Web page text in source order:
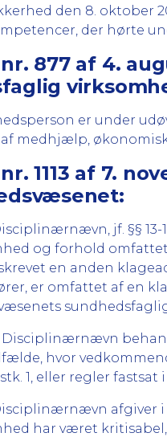
den 8. oktober
der hørte
877 af 4.
er under
medhjælp,
1113 af 7.
jf. §§
og forhold
en anden
er omfattet af en
Disciplinærnævn
hvor
1, eller regler fastsat i
afgiver i
har været